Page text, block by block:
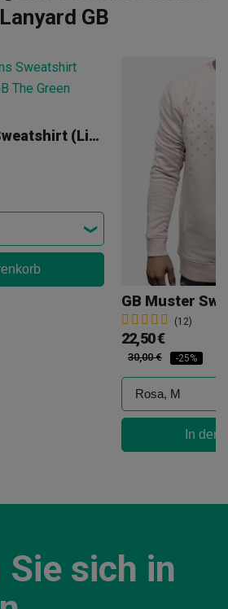
GB
Mom GB Strains Sweatshirt (Limitierte Auflage)
GB Muster
(12)
22,50 €
30,00 € -25%
In den
Sie sich in